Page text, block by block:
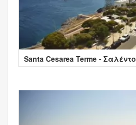
Santa Cesarea Terme - Σαλέντο